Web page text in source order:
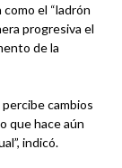
el “ladrón
progresiva el
de la
cambios
que hace aún
indicó.